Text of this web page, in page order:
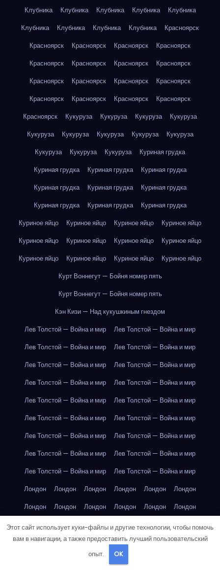
Клубника
Клубника Клубника Клубника
Клубника
Клубника
Клубника Клубника Клубника
Красноярск
Красноярск
Красноярск Красноярск
Красноярск
Красноярск
Красноярск Красноярск
Красноярск
Красноярск
Красноярск Красноярск
Красноярск
Красноярск
Красноярск Красноярск
Красноярск
Красноярск
Кукуруза Кукуруза Кукуруза
Кукуруза
Кукуруза
Кукуруза Кукуруза Кукуруза
Кукуруза
Кукуруза
Кукуруза Кукуруза
Куриная грудка
Куриная грудка
Куриная грудка
Куриная грудка
Куриная грудка
Куриная грудка
Куриная грудка
Куриная грудка
Куриная грудка
Куриная грудка
Куриное яйцо
Куриное яйцо Куриное яйцо
Куриное яйцо
Куриное яйцо
Куриное яйцо Куриное яйцо
Куриное яйцо
Куриное яйцо
Куриное яйцо Куриное яйцо
Куриное яйцо
Курт Воннегут — Бойня номер пять
Курт Воннегут — Бойня номер пять
Кэн Кизи — Над кукушкиным гнездом
Лев Толстой — Война и мир
Лев Толстой — Война и мир
Лев Толстой — Война и мир
Лев Толстой — Война и мир
Лев Толстой — Война и мир
Лев Толстой — Война и мир
Лев Толстой — Война и мир
Лев Толстой — Война и мир
Лев Толстой — Война и мир
Лев Толстой — Война и мир
Лев Толстой — Война и мир
Лев Толстой — Война и мир
Лев Толстой — Война и мир
Лев Толстой — Война и мир
Лев Толстой — Война и мир
Лев Толстой — Война и мир
Лев Толстой — Война и мир
Лев Толстой — Война и мир
Лондон
Лондон Лондон Лондон Лондон
Лондон
Лондон
Лондон Лондон Лондон Лондон
Лондон
Лондон
Лондон Лондон Лондон Лондон
Лондон
Лондон
Лондон Лондон Лондон
Лос-Анджелес
Этот сайт использует куки-файлы и другие технологии, чтобы помочь
вам в навигации, а также предоставить лучший пользовательский
опыт.
OK